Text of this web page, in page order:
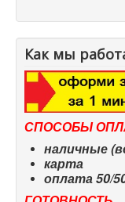
Как мы
СПОСОБЫ
наличные
карта
оплата 50/